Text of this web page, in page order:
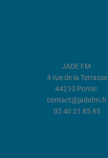
JADE FM
4 rue de la Terrasse
44210 Pornic
contact@jadefm.fr
02 40 21 85 85